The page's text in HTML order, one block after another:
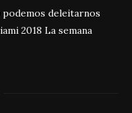
podemos deleitarnos
2018 La semana